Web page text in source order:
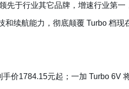
先于行业其它品牌，增速行业第一
和续航能力，彻底颠覆 Turbo 档现
价1784.15元起；一加 Turbo 6V